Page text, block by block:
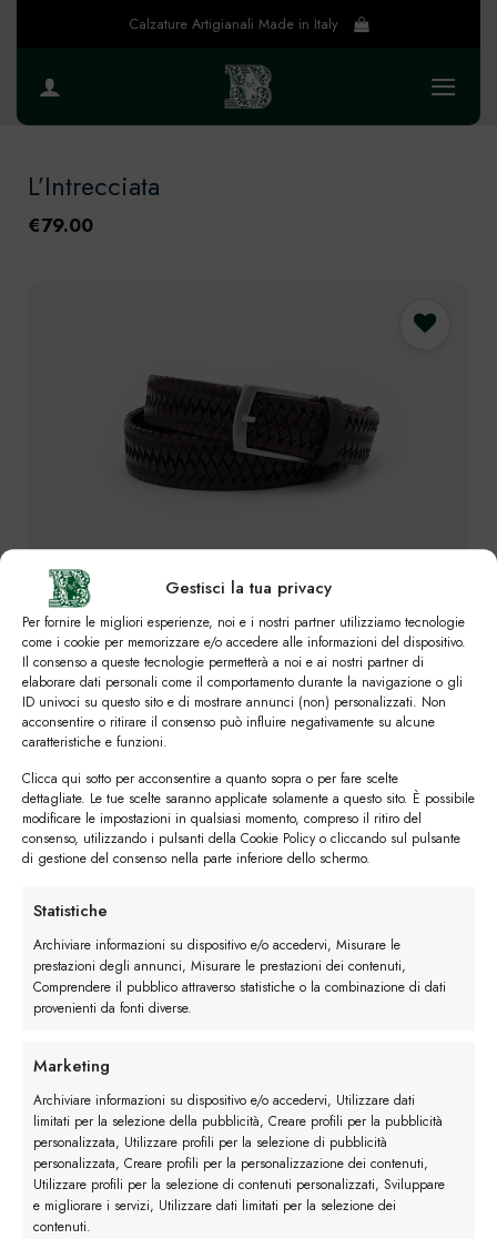
Gestisci la tua privacy
Per fornire le migliori esperienze, noi e i nostri partner utilizziamo tecnologie
come i cookie per memorizzare e/o accedere alle informazioni del dispositivo.
Il consenso a queste tecnologie permetterà a noi e ai nostri partner di
elaborare dati personali come il comportamento durante la navigazione o gli
ID univoci su questo sito e di mostrare annunci (non) personalizzati. Non
acconsentire o ritirare il consenso può influire negativamente su alcune
caratteristiche e funzioni.
Clicca qui sotto per acconsentire a quanto sopra o per fare scelte
dettagliate. Le tue scelte saranno applicate solamente a questo sito. È possibile
modificare le impostazioni in qualsiasi momento, compreso il ritiro del
consenso, utilizzando i pulsanti della Cookie Policy o cliccando sul pulsante
di gestione del consenso nella parte inferiore dello schermo.
Statistiche
Archiviare informazioni su dispositivo e/o accedervi, Misurare le
prestazioni degli annunci, Misurare le prestazioni dei contenuti,
Comprendere il pubblico attraverso statistiche o la combinazione di dati
provenienti da fonti diverse.
Marketing
Archiviare informazioni su dispositivo e/o accedervi, Utilizzare dati
limitati per la selezione della pubblicità, Creare profili per la pubblicità
personalizzata, Utilizzare profili per la selezione di pubblicità
personalizzata, Creare profili per la personalizzazione dei contenuti,
Utilizzare profili per la selezione di contenuti personalizzati, Sviluppare
e migliorare i servizi, Utilizzare dati limitati per la selezione dei
contenuti.
Calzature Artigianali Made in Italy
L’Intrecciata
€79.00
Colori
SVUOTA
L’Intrecciata quantità
Buy now
Descrizione
Maggiori dettagli